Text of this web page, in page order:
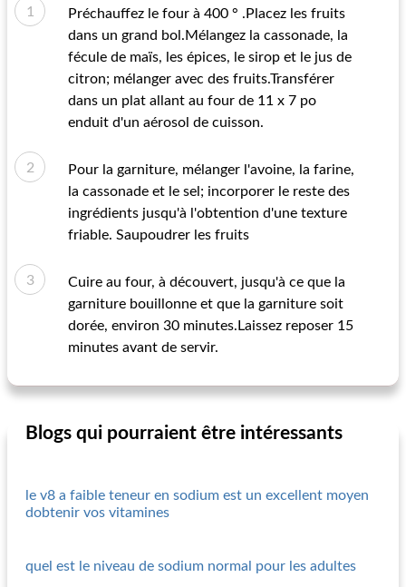
Préchauffez le four à 400 ° .Placez les fruits
dans un grand bol.Mélangez la cassonade, la
fécule de maïs, les épices, le sirop et le jus de
citron; mélanger avec des fruits.Transférer
dans un plat allant au four de 11 x 7 po
enduit d'un aérosol de cuisson.
Pour la garniture, mélanger l'avoine, la farine,
la cassonade et le sel; incorporer le reste des
ingrédients jusqu'à l'obtention d'une texture
friable. Saupoudrer les fruits
Cuire au four, à découvert, jusqu'à ce que la
garniture bouillonne et que la garniture soit
dorée, environ 30 minutes.Laissez reposer 15
minutes avant de servir.
Blogs qui pourraient être intéressants
le v8 a faible teneur en sodium est un excellent moyen
dobtenir vos vitamines
quel est le niveau de sodium normal pour les adultes